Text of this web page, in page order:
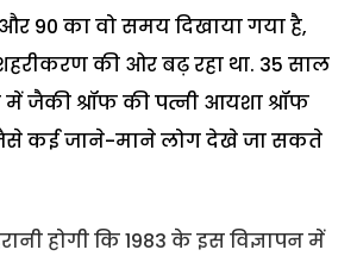
90 का वो समय दिखाया गया है,
की ओर बढ़ रहा था. 35 साल
में जैकी श्रॉफ की पत्नी आयशा श्रॉफ
जैसे कई जाने-माने लोग देखे जा सकते
होगी कि 1983 के इस विज्ञापन में